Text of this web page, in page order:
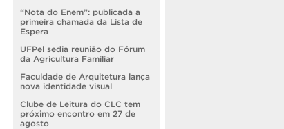
“Nota do Enem”: publicada a
primeira chamada da Lista de
Espera
UFPel sedia reunião do Fórum
da Agricultura Familiar
Faculdade de Arquitetura lança
nova identidade visual
Clube de Leitura do CLC tem
próximo encontro em 27 de
agosto